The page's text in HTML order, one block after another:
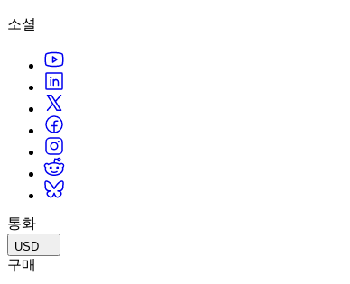
Unity가 지원하는 25개 이상의 플랫폼을 살펴보세요.
LiveOps
출시 후 인사이트를 확인하고 라이브 게임을 운영하세
성장
사용자 확보
모바일 사용자를 검색하고 Acquire
매장 및 D2C 전반에 걸쳐 IAP 관리하세요.
수익화
운영 우수성 확보
리테일
상점 경험을 온라인 경험으로 전환
자동차
혁신을 가속화하고 차량 내 경험을 향상시키세요.
모든 산업 보기
기술 용어 라이브러리
활용 사례
실제 성공 사례
베스트 프랙티스 가이드
전문가 팁
데모
데모, 샘플 및 빌딩 블록
모든 리소스
새로운 기능
Livestreams
Unity Awards
전 세계 Unity 크리에이터 축하
Unity 사용이 처음이신가요? 여정 시작하기
사용법 가이드
실용적인 팁 및 베스트 프랙티스
교육
학생용
커리어 시작하기
교육 효율 극대화
교육 라이선스
소셜
통화
USD
구매